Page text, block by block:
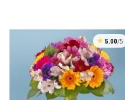
5.00/5